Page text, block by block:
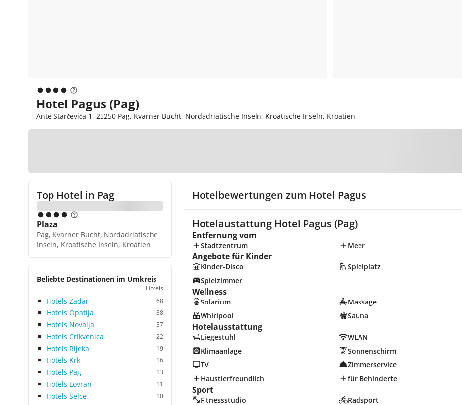
Hotel Pagus (Pag)
Ante Starčevića 1, 23250 Pag, Kvarner Bucht, Nordadriatische Inseln, Kroatische Inseln, Kroatien
Top Hotel in Pag
Plaza
Pag, Kvarner Bucht, Nordadriatische
Inseln, Kroatische Inseln, Kroatien
Beliebte Destinationen im Umkreis
Hotels
Hotels Zadar 68
Hotels Opatija 38
Hotels Novalja 37
Hotels Crikvenica 22
Hotels Rijeka 19
Hotels Krk 16
Hotels Pag 13
Hotels Lovran 11
Hotels Selce 10
Hotelbewertungen zum Hotel Pagus
Hotelaustattung Hotel Pagus (Pag)
Entfernung vom
Stadtzentrum Meer
Angebote für Kinder
Kinder-Disco Spielplatz
Spielzimmer
Wellness
Solarium Massage
Whirlpool
Sauna
Hotelausstattung
Liegestuhl WLAN
Klimaanlage
Sonnenschirm
TV
Zimmerservice
Haustierfreundlich
für Behinderte
Sport
Fitnessstudio Radsport